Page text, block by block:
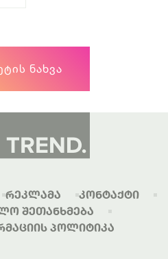
ᲜᲐᲮᲕᲐ
Რეკლამა
Კონტაქტი
Შეთანხმება
Პოლიტიკა